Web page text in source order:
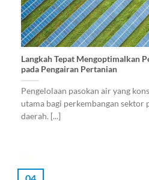
Langkah Tepat Mengoptimalkan
pada Pengairan Pertanian
Pengelolaan pasokan air yang
utama bagi perkembangan sektor
daerah. [...]